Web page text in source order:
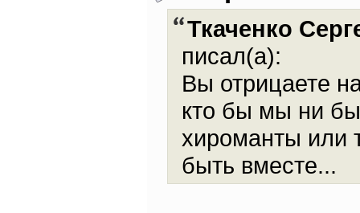
Ткаченко
писал(а):
Вы отрицаете
кто бы мы ни
хироманты или
быть вместе...